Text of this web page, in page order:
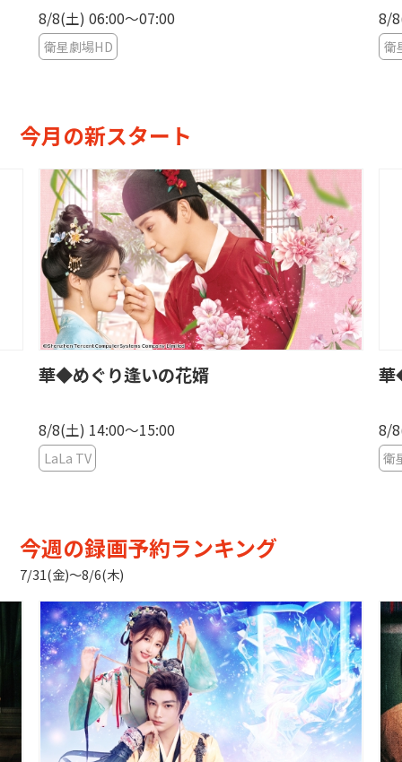
8/8(土) 06:00〜07:00
衛星劇場HD
8/
衛
今月の新スタート
華◆めぐり逢いの花婿
8/8(土) 14:00〜15:00
LaLa TV
華
8/
衛
今週の録画予約ランキング
7/31(金)〜8/6(木)